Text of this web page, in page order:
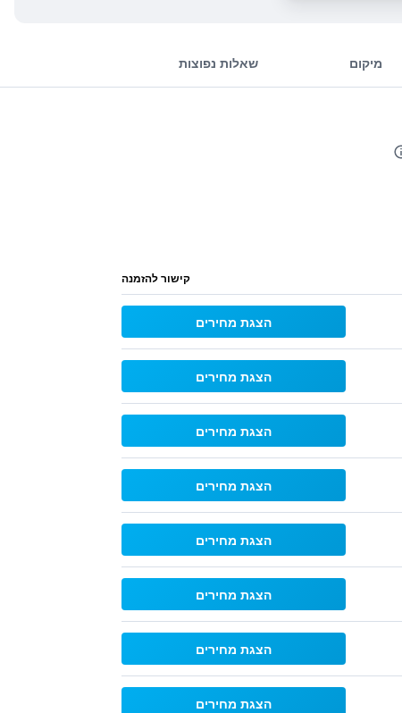
מיקום שאלות נפוצות
קישור להזמנה
הצגת מחירים
הצגת מחירים
הצגת מחירים
הצגת מחירים
הצגת מחירים
הצגת מחירים
הצגת מחירים
הצגת מחירים